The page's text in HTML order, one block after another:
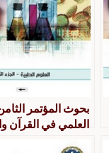
بحوث المؤتمر